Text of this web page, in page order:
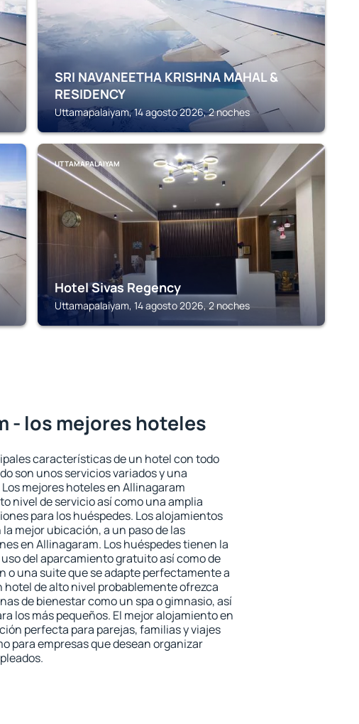
SRI NAVANEETHA KRISHNA MAHAL &
RESIDENCY
Uttamapalaiyam, 14 agosto 2026, 2 noches
UTTAMAPALAIYAM
Hotel Sivas Regency
Uttamapalaiyam, 14 agosto 2026, 2 noches
- los mejores hoteles
características de un hotel con todo
son unos servicios variados y una
mejores hoteles en Allinagaram
nivel de servicio así como una amplia
para los huéspedes. Los alojamientos
mejor ubicación, a un paso de las
en Allinagaram. Los huéspedes tienen la
del aparcamiento gratuito así como de
o una suite que se adapte perfectamente a
hotel de alto nivel probablemente ofrezca
de bienestar como un spa o gimnasio, así
los más pequeños. El mejor alojamiento en
perfecta para parejas, familias y viajes
para empresas que desean organizar